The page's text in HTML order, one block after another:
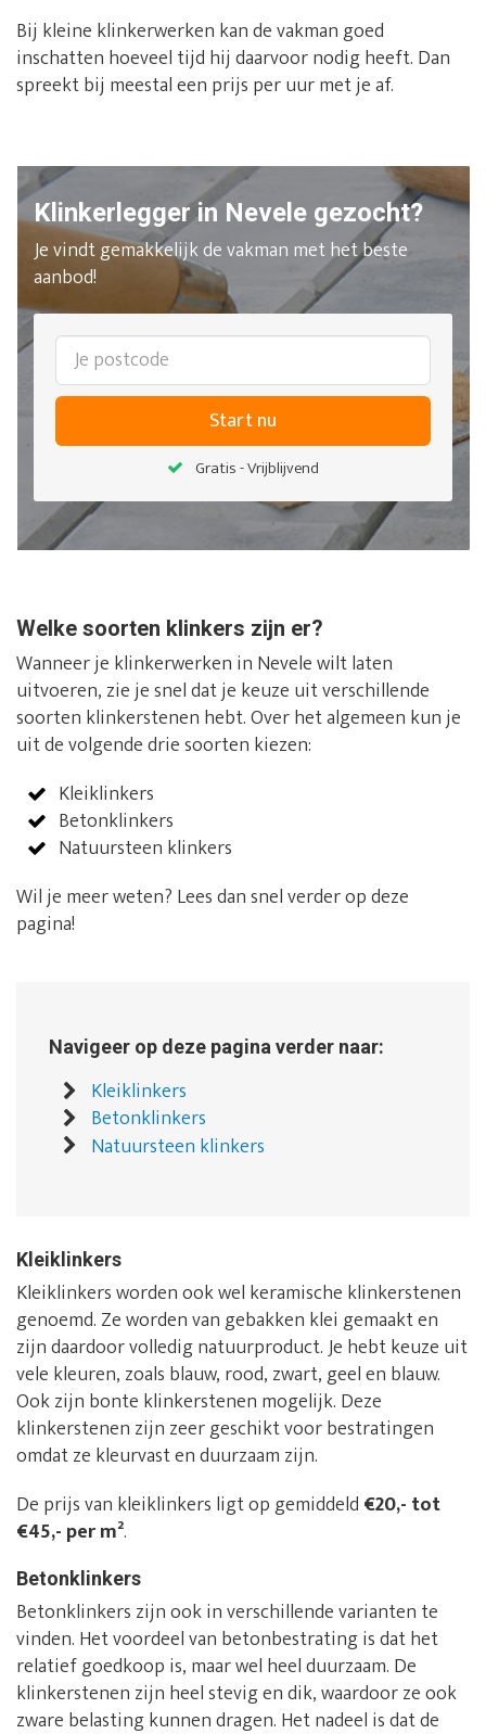
Bij kleine klinkerwerken kan de vakman goed
inschatten hoeveel tijd hij daarvoor nodig heeft. Dan
spreekt bij meestal een prijs per uur met je af.
Klinkerlegger in Nevele gezocht?
Je vindt gemakkelijk de vakman met het beste
aanbod!
Start nu
Gratis - Vrijblijvend
Welke soorten klinkers zijn er?
Wanneer je klinkerwerken in Nevele wilt laten
uitvoeren, zie je snel dat je keuze uit verschillende
soorten klinkerstenen hebt. Over het algemeen kun je
uit de volgende drie soorten kiezen:
Kleiklinkers
Betonklinkers
Natuursteen klinkers
Wil je meer weten? Lees dan snel verder op deze
pagina!
Navigeer op deze pagina verder naar:
Kleiklinkers
Betonklinkers
Natuursteen klinkers
Kleiklinkers
Kleiklinkers worden ook wel keramische klinkerstenen
genoemd. Ze worden van gebakken klei gemaakt en
zijn daardoor volledig natuurproduct. Je hebt keuze uit
vele kleuren, zoals blauw, rood, zwart, geel en blauw.
Ook zijn bonte klinkerstenen mogelijk. Deze
klinkerstenen zijn zeer geschikt voor bestratingen
omdat ze kleurvast en duurzaam zijn.
De prijs van kleiklinkers ligt op gemiddeld €20,- tot
€45,- per m².
Betonklinkers
Betonklinkers zijn ook in verschillende varianten te
vinden. Het voordeel van betonbestrating is dat het
relatief goedkoop is, maar wel heel duurzaam. De
klinkerstenen zijn heel stevig en dik, waardoor ze ook
zware belasting kunnen dragen. Het nadeel is dat de